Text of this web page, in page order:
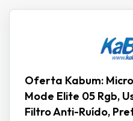
Oferta Kabum:
Mode Elite 05 Rgb,
Filtro Anti-Ruído,